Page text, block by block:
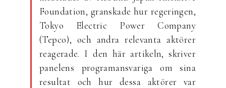
Foundation, granskade hur regeringen,
Tokyo Electric Power Company
(Tepco), och andra relevanta aktörer
reagerade. I den här artikeln, skriver
panelens programansvariga om sina
resultat och hur dessa aktörer var